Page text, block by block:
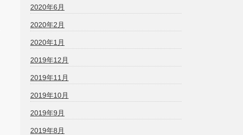
2020年6月
2020年2月
2020年1月
2019年12月
2019年11月
2019年10月
2019年9月
2019年8月